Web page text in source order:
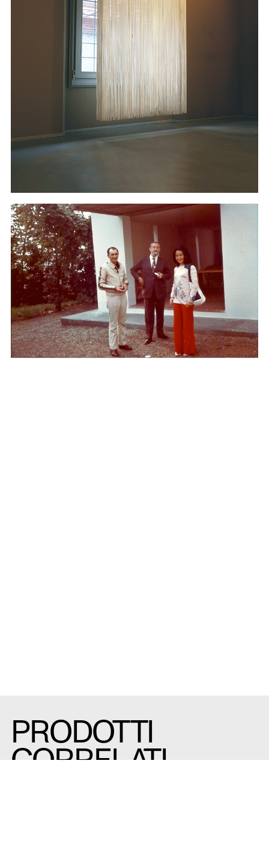
PRODOTTI
CORRELATI